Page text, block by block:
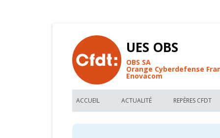
UES OBS
OBS SA
Orange Cyberdefense
Enovacom
ACCUEIL ACTUALITÉ REPÈRES CFDT